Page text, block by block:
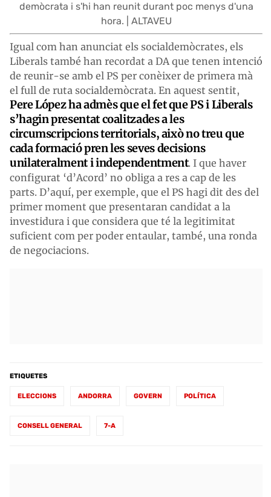
demòcrata i s'hi han reunit durant poc menys d'una
hora. | ALTAVEU
Igual com han anunciat els socialdemòcrates, els
Liberals també han recordat a DA que tenen intenció
de reunir-se amb el PS per conèixer de primera mà
el full de ruta socialdemòcrata. En aquest sentit,
Pere López ha admès que el fet que PS i Liberals
s’hagin presentat coalitzades a les
circumscripcions territorials, això no treu que
cada formació pren les seves decisions
unilateralment i independentment. I que haver
configurat ‘d’Acord’ no obliga a res a cap de les
parts. D’aquí, per exemple, que el PS hagi dit des del
primer moment que presentaran candidat a la
investidura i que considera que té la legitimitat
suficient com per poder entaular, també, una ronda
de negociacions.
ETIQUETES
ELECCIONS ANDORRA GOVERN POLÍTICA
CONSELL GENERAL 7-A